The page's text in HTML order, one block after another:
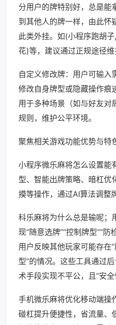
分用户的牌特别好，总是能
到其他人的牌一样，由此怀
此类外挂。如(小程序跑胡
花)等，建议通过正规途径维
自定义修改牌：用户可输入
修改自身牌型或隐藏操作痕
用于多种场景（如与好友对
规则，维护公平环境。
聚焦相关游戏功能优势与特
小程序微乐麻将怎么设置能
型、智能出牌策略、暗杠优
摸等操作，通过AI算法调整
科乐麻将为什么总是输呢；
现“随意选牌”“控制牌型”“
用户反映其他玩家可能存在
型”的情况。这些工具通过
术手段实现不平公，且“安全
手机微乐麻将优化移动端操
碰杠提升便捷性，省流量、